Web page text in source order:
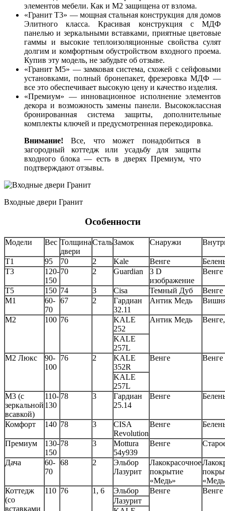
элементов мебели. Как и М2 защищена от взлома.
«Гранит Т3» — мощная стальная конструкция для домов
Элитного класса. Красивая конструкция с МДФ
панелью и зеркальными вставками, приятные цветовые
гаммы и высокие теплоизоляционные свойства сулят
долгим и комфортным обустройством входного проема.
Купив эту модель, не забудьте об отзыве.
«Гранит М5» — замковая система, схожей с сейфовыми
установками, полный бронепакет, фрезеровка МДФ —
все это обеспечивает высокую цену и качество изделия.
«Премиум» — инновационное исполнение элементов
декора и возможность замены панели. Высококлассная
бронированная система защиты, дополнительные
комплекты ключей и предусмотренная перекодировка.
Внимание! Все, что может понадобиться в
загородный коттедж или усадьбу для защиты
входного блока — есть в дверях Премиум, что
подтверждают отзывы.
Входные двери Гранит
Особенности
Модели Вес Толщина
двери
СтальЗамок Снаружи
Т1 95 70 2 Kale Венге
Т3
120-
150
70 2 Guardian
3 D
изображение
Венге
Т5 150 74 3 Cisa Темный Дуб
Венге
М1
60-
70
67 2
Гардиан
32.11
Антик Медь
М2 100 76
KALE
252
Антик Медь
KALE
257L
М2 Люкс
90-
100
76 2
KALE
352R
Венге Венге
KALE
257L
М3 (с
зеркальной
всавкой)
110-
130
78 3
Гардиан
25.14
Венге
Комфорт 140 78 3
CISA
Revolution
Венге
Премиум
130-
150
78 3
Mottura
54y939
Венге
Дача
60-
70
68 2
Эльбор
Лазурит
Лакокрасочное
покрытие
«Медь»
Коттедж
(со
вставками
110 76 1, 6 Эльбор Венге
Венге
Лазурит